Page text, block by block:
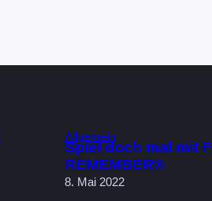
Allgemein
Spiel doch mal mit
REMEMBER®
8. Mai 2022